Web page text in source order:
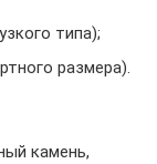
типа);
размера).
камень,